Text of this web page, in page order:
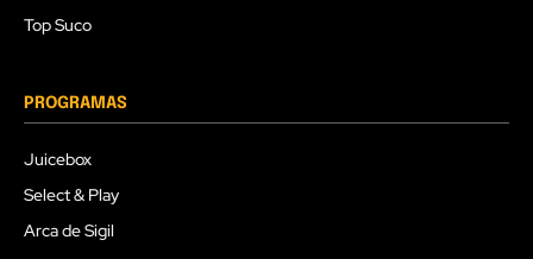
Top Suco
PROGRAMAS
Juicebox
Select & Play
Arca de Sigil